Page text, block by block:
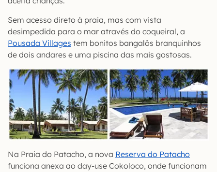
Sem acesso direto à praia, mas com vista
desimpedida para o mar através do coqueiral, a
Pousada Villages tem bonitos bangalôs branquinhos
de dois andares e uma piscina das mais gostosas.
Na Praia do Patacho, a nova Reserva do Patacho
funciona anexa ao day-use Cokoloco, onde funcionam